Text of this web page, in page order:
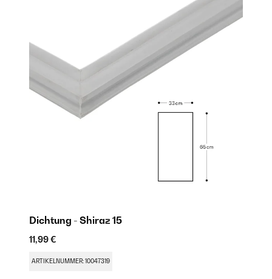
Dichtung - Shiraz 15
11,99 €
ARTIKELNUMMER: 10047319